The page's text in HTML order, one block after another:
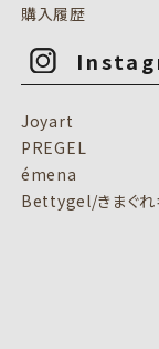
購入履歴
Joyart
PREGEL
émena
Bettygel/きまぐれ